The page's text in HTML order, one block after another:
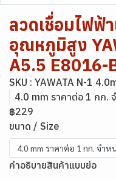
ลวดเชื่อมไฟฟ้
อุณหภูมิสูง
A5.5 E8016-
SKU : YAWATA N-1
4.0 mm ราคาต่อ 1 กก.
฿229
ขนาด / Size
4.0 mm ราคาต่อ 1 กก. จำ
คำอธิบายสินค้าแบบย่อ